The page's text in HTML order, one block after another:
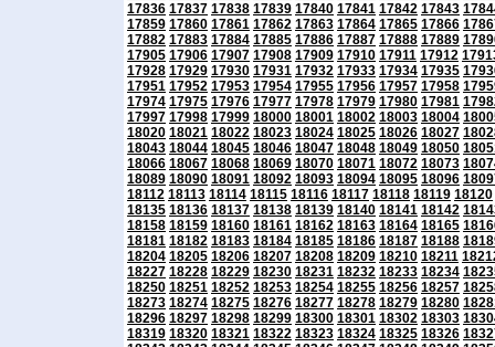
17836 17837 17838 17839 17840 17841 17842 17843
17859 17860 17861 17862 17863 17864 17865 17866
17882 17883 17884 17885 17886 17887 17888 17889
17905 17906 17907 17908 17909 17910 17911 17912
17928 17929 17930 17931 17932 17933 17934 17935
17951 17952 17953 17954 17955 17956 17957 17958
17974 17975 17976 17977 17978 17979 17980 17981
17997 17998 17999 18000 18001 18002 18003 18004
18020 18021 18022 18023 18024 18025 18026 18027
18043 18044 18045 18046 18047 18048 18049 18050
18066 18067 18068 18069 18070 18071 18072 18073
18089 18090 18091 18092 18093 18094 18095 18096
18112 18113 18114 18115 18116 18117 18118 18119 18120
18135 18136 18137 18138 18139 18140 18141 18142
18158 18159 18160 18161 18162 18163 18164 18165
18181 18182 18183 18184 18185 18186 18187 18188
18204 18205 18206 18207 18208 18209 18210 18211
18227 18228 18229 18230 18231 18232 18233 18234
18250 18251 18252 18253 18254 18255 18256 18257
18273 18274 18275 18276 18277 18278 18279 18280
18296 18297 18298 18299 18300 18301 18302 18303
18319 18320 18321 18322 18323 18324 18325 18326